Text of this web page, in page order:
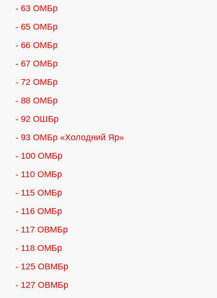
- 63 ОМБр
- 65 ОМБр
- 66 ОМБр
- 67 ОМБр
- 72 ОМБр
- 88 ОМБр
- 92 ОШБр
- 93 ОМБр «Холодний Яр»
- 100 ОМБр
- 110 ОМБр
- 115 ОМБр
- 116 ОМБр
- 117 ОВМБр
- 118 ОМБр
- 125 ОВМБр
- 127 ОВМБр